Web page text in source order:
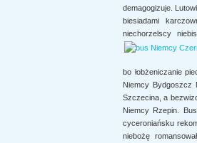
demagogizuje.
biesiadami
niechorzelscy
bo łobżeniczanie
Niemcy Bydgoszcz
Szczecina, a
Niemcy Rzepin.
cyceroniańsku
niebożę